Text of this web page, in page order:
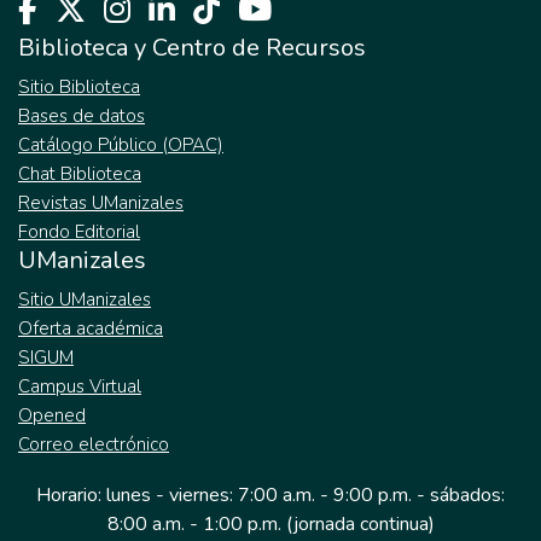
preparación de los conciliadores, la ausencia
de acciones correctivas en los trámites de
autorizados para cumplir funciones públicas,
ciudadanos no utilicen estos mecanismos
de 2012, para mejorar la calidad en los
la administración de justicia transitoria y
calidad de conciliadores para el beneficio de
la sociedad civil organizada puede ser
Biblioteca y Centro de Recursos
Sitio Biblioteca
Bases de datos
Catálogo Público (OPAC)
Chat Biblioteca
Revistas UManizales
Fondo Editorial
UManizales
Sitio UManizales
Oferta académica
SIGUM
Campus Virtual
Opened
Correo electrónico
Horario: lunes - viernes: 7:00 a.m. - 9:00 p.m. - sábados:
8:00 a.m. - 1:00 p.m. (jornada continua)